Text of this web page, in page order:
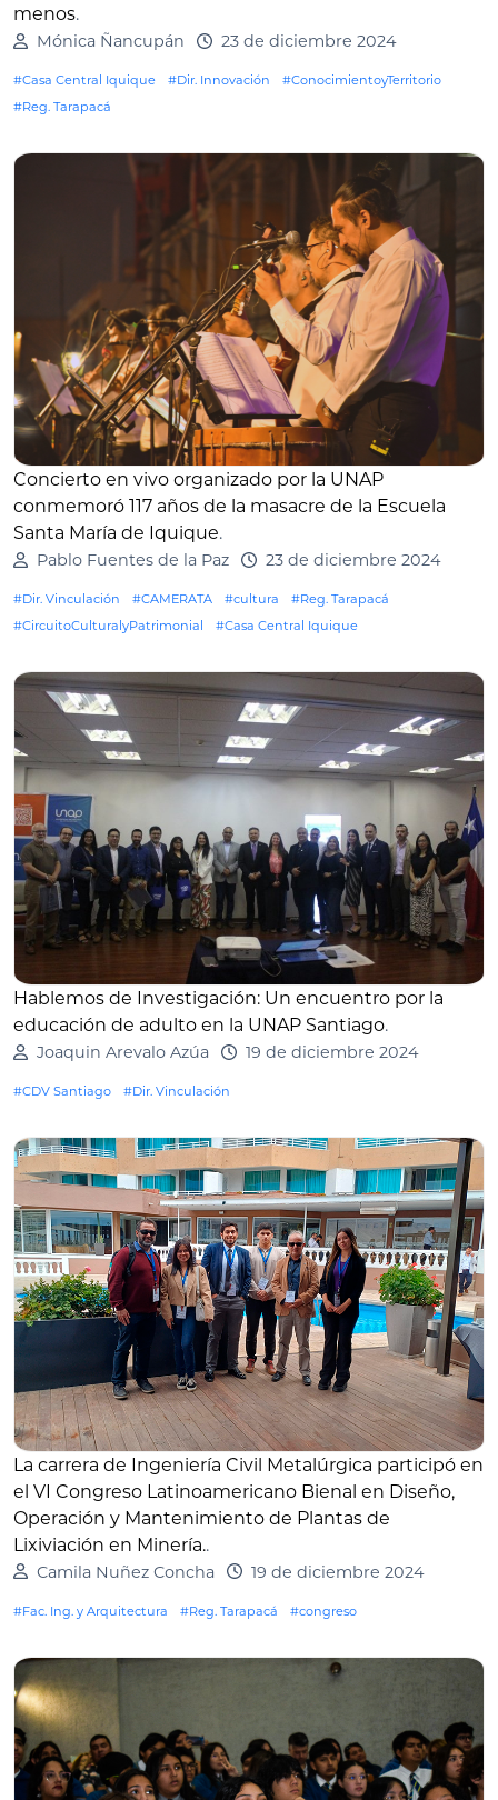
menos.
Mónica Ñancupán 23 de diciembre 2024
#Casa Central Iquique #Dir. Innovación
#ConocimientoyTerritorio
#Reg. Tarapacá
Concierto en vivo organizado por la UNAP
conmemoró 117 años de la masacre de la Escuela
Santa María de Iquique.
Pablo Fuentes de la Paz 23 de diciembre 2024
#Dir. Vinculación #CAMERATA #cultura
#Reg. Tarapacá
#CircuitoCulturalyPatrimonial
#Casa Central Iquique
Hablemos de Investigación: Un encuentro por la
educación de adulto en la UNAP Santiago.
Joaquin Arevalo Azúa 19 de diciembre 2024
#CDV Santiago #Dir. Vinculación
La carrera de Ingeniería Civil Metalúrgica participó en
el VI Congreso Latinoamericano Bienal en Diseño,
Operación y Mantenimiento de Plantas de
Lixiviación en Minería..
Camila Nuñez Concha 19 de diciembre 2024
#Fac. Ing. y Arquitectura #Reg. Tarapacá #congreso